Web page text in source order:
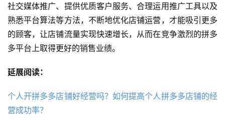
社交媒体推广、提供优质客户服务、合理运用推广工具以及
熟悉平台算法等方法，不断地优化店铺运营，才能吸引更多
的顾客，让店铺流量实现快速增长，从而在竞争激烈的拼多
多平台上取得更好的销售业绩。
延展阅读：
个人开拼多多店铺好经营吗？‌如何提高个人拼多多店铺的经
营成功率？